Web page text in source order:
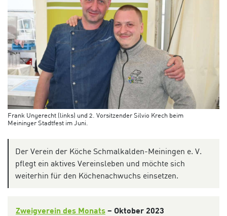
Frank Ungerecht (links) und 2. Vorsitzender Silvio Krech beim
Meininger Stadtfest im Juni.
Der Verein der Köche Schmalkalden-Meiningen e. V.
pflegt ein aktives Vereinsleben und möchte sich
weiterhin für den Köchenachwuchs einsetzen.
Zweigverein des Monats – Oktober 2023